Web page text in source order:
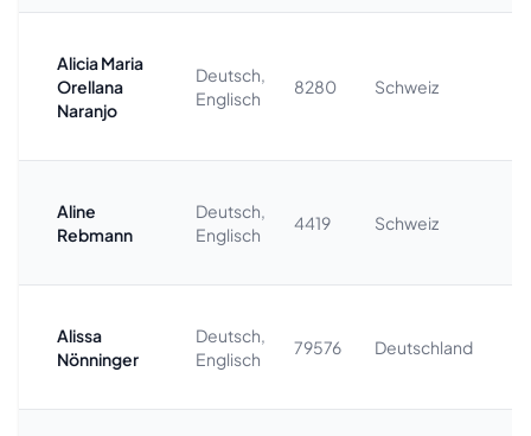
Alicia Maria
Orellana
Naranjo
Deutsch,
Englisch
8280 Schweiz
Aline
Rebmann
Deutsch,
Englisch
4419 Schweiz
Alissa
Nönninger
Deutsch,
Englisch
79576 Deutschland